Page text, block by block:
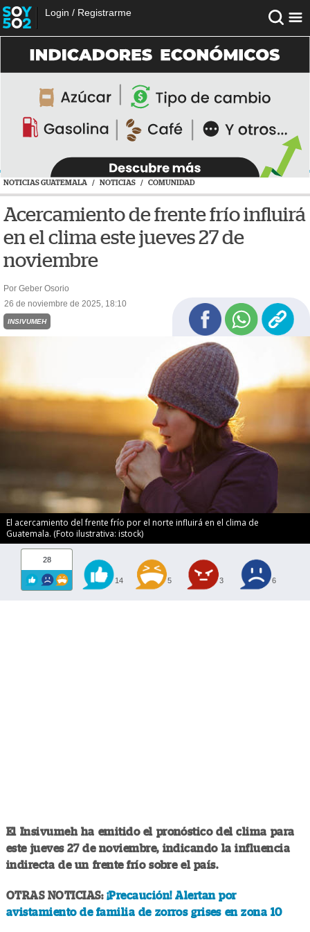
Login / Registrarme
NOTICIAS GUATEMALA / NOTICIAS / COMUNIDAD
Acercamiento de frente frío influirá
en el clima este jueves 27 de
noviembre
Por Geber Osorio
26 de noviembre de 2025, 18:10
INSIVUMEH
El acercamiento del frente frío por el norte influirá en el clima de
Guatemala. (Foto ilustrativa: istock)
28
14 5 3 6
El Insivumeh ha emitido el pronóstico del clima para
este jueves 27 de noviembre, indicando la influencia
indirecta de un frente frío sobre el país.
OTRAS NOTICIAS: ¡Precaución! Alertan por
avistamiento de familia de zorros grises en zona 10